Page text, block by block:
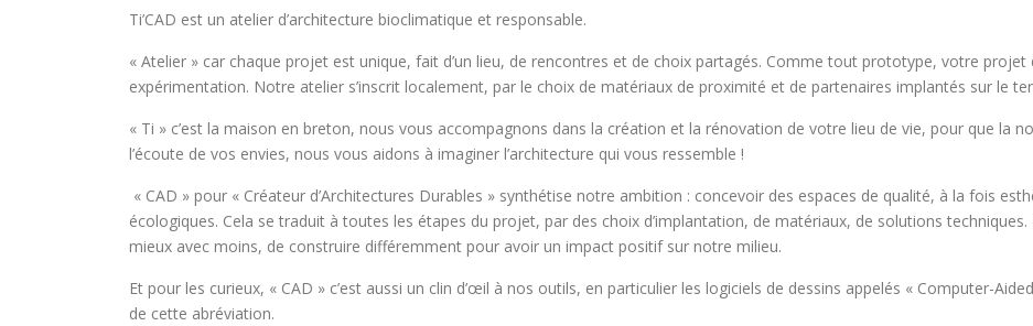
Ti’CAD est un atelier d’architecture bioclimatique et responsable.
« Atelier » car chaque projet est unique, fait d’un lieu, de rencontres et de choix partagés. Comme tout prototype, votre
expérimentation. Notre atelier s’inscrit localement, par le choix de matériaux de proximité et de partenaires implantés sur le
« Ti » c’est la maison en breton, nous vous accompagnons dans la création et la rénovation de votre lieu de vie, pour que la
l’écoute de vos envies, nous vous aidons à imaginer l’architecture qui vous ressemble !
« CAD » pour « Créateur d’Architectures Durables » synthétise notre ambition : concevoir des espaces de qualité, à la fois
écologiques. Cela se traduit à toutes les étapes du projet, par des choix d’implantation, de matériaux, de solutions
mieux avec moins, de construire différemment pour avoir un impact positif sur notre milieu.
Et pour les curieux, « CAD » c’est aussi un clin d’œil à nos outils, en particulier les logiciels de dessins appelés « Computer-
de cette abréviation.